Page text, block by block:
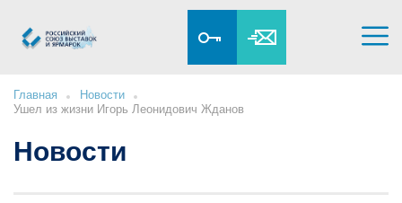
Главная
Новости
Ушел из жизни Игорь Леонидович Жданов
Новости